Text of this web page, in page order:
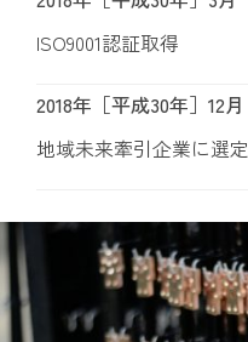
ISO9001認証取得
2018年［平成30年］12月
地域未来牽引企業に選定